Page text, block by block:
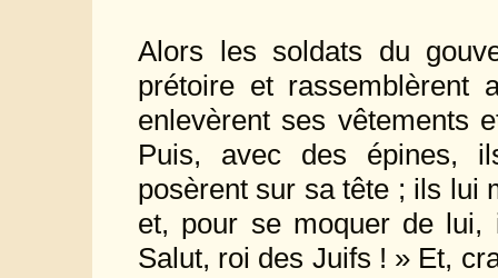
Alors les soldats du
prétoire et
enlevèrent ses vêtements
Puis, avec des épines,
posèrent sur sa tête ; ils lui
et, pour se moquer de
Salut, roi des Juifs ! » Et,